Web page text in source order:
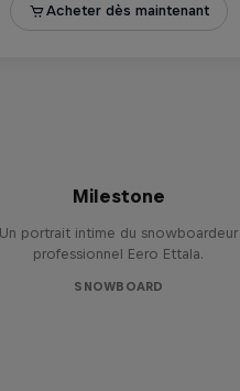
Milestone
Un portrait intime du snowboardeur
professionnel Eero Ettala.
SNOWBOARD